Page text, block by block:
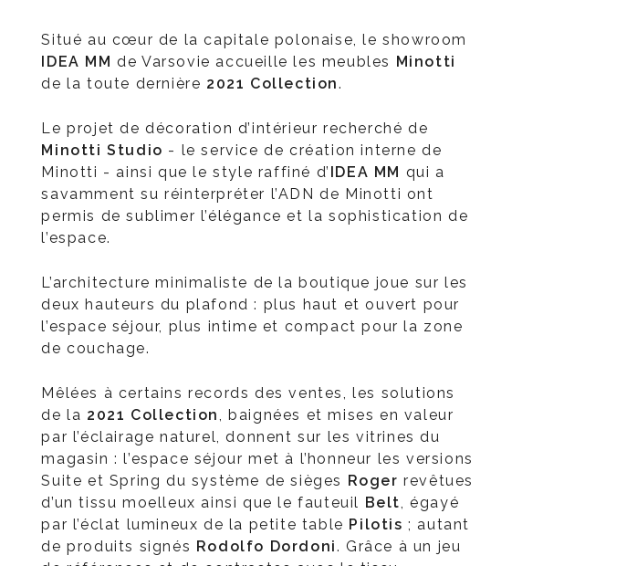
Situé au cœur de la capitale polonaise, le showroom
IDEA MMde Varsovie accueille les meubles Minotti
de la toute dernière 2021 Collection.
Le projet de décoration d’intérieur recherché de
Minotti Studio - le service de création interne de
Minotti - ainsi que le style raffiné d’ IDEA MM qui a
savamment su réinterpréter l’ADN de Minotti ont
permis de sublimer l’élégance et la sophistication de
l’espace.
L’architecture minimaliste de la boutique joue sur les
deux hauteurs du plafond : plus haut et ouvert pour
l’espace séjour, plus intime et compact pour la zone
de couchage.
Mêlées à certains records des ventes, les solutions
de la 2021 Collection, baignées et mises en valeur
par l’éclairage naturel, donnent sur les vitrines du
magasin : l’espace séjour met à l’honneur les versions
Suite et Spring du système de sièges Rogerrevêtues
d’un tissu moelleux ainsi que le fauteuil Belt, égayé
par l’éclat lumineux de la petite table Pilotis; autant
de produits signés Rodolfo Dordoni. Grâce à un jeu